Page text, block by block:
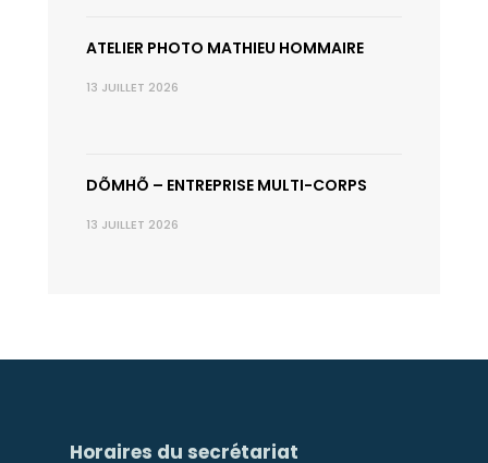
ATELIER PHOTO MATHIEU HOMMAIRE
13 JUILLET 2026
DÕMHÕ – ENTREPRISE MULTI-CORPS
13 JUILLET 2026
Horaires du secrétariat